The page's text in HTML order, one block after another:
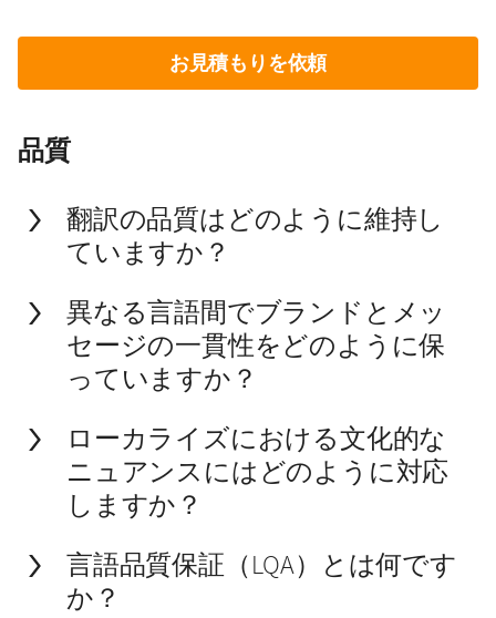
お見積もりを依頼
品質
翻訳の品質はどのように維持し
ていますか？
異なる言語間でブランドとメッ
セージの一貫性をどのように保
っていますか？
ローカライズにおける文化的な
ニュアンスにはどのように対応
しますか？
言語品質保証（LQA）とは何です
か？